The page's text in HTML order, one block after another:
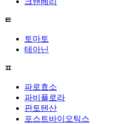
ㅌ
토마토
테아닌
ㅍ
파로효소
파비플로라
판토텐산
포스트바이오틱스